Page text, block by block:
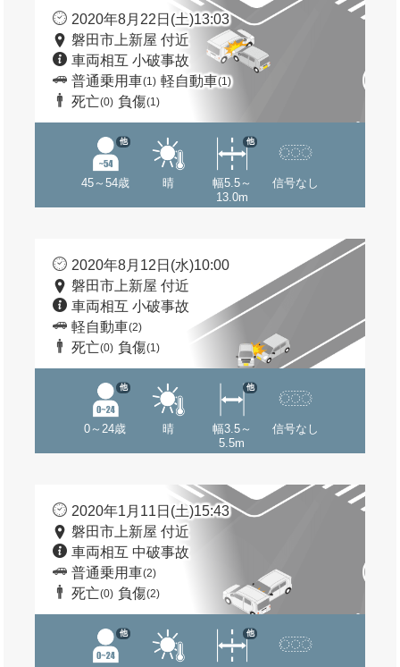
2020年8月22日(土)13:03
磐田市上新屋 付近
車両相互 小破事故
普通乗用車(1) 軽自動車(1)
死亡(0) 負傷(1)
45～54歳
他
晴
幅5.5～
13.0m
他
信号なし
2020年8月12日(水)10:00
磐田市上新屋 付近
車両相互 小破事故
軽自動車(2)
死亡(0) 負傷(1)
0～24歳
他
晴
幅3.5～
5.5m
他
信号なし
2020年1月11日(土)15:43
磐田市上新屋 付近
車両相互 中破事故
普通乗用車(2)
死亡(0) 負傷(2)
他 他